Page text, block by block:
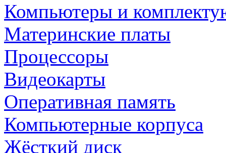
Компьютеры и
Материнские платы
Процессоры
Видеокарты
Оперативная память
Компьютерные корпуса
Жёсткий диск